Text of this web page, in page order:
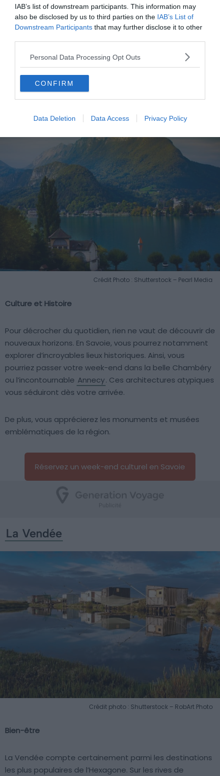
IAB’s list of downstream participants. This information may
also be disclosed by us to third parties on the IAB’s List of
Downstream Participants that may further disclose it to other
Personal Data Processing Opt Outs
CONFIRM
Data Deletion Data Access Privacy Policy
Chamonix-Mont-Blanc.
Si vous organisez votre séjour en hiver, vous pourrez
d’ailleurs profiter des spas extérieurs. Tandis que vous
serez entourés de monts enneigés, vous apprécierez
ces bains chauds et vivifiants.
Réservez un week-end détente en Savoie
Crédit Photo : Shutterstock – Pearl Media
Culture et Histoire
Pour décrocher du quotidien, rien ne vaut de découvrir de
nouveaux horizons. En Savoie, vous pourrez notamment
explorer d’incroyables lieux historiques. Ainsi, vous
pourriez passer votre week-end dans la belle Chambéry
ou l’incontournable Annecy. Ces architectures atypiques
vous séduiront dès votre arrivée.
De plus, vous apprécierez les monuments et musées
emblématiques de la région.
Réservez un week-end culturel en Savoie
La Vendée
Crédit photo : Shutterstock – RobArt Photo
Bien-être
La Vendée compte certainement parmi les destinations
les plus populaires de l’Hexagone. Sur les rives de